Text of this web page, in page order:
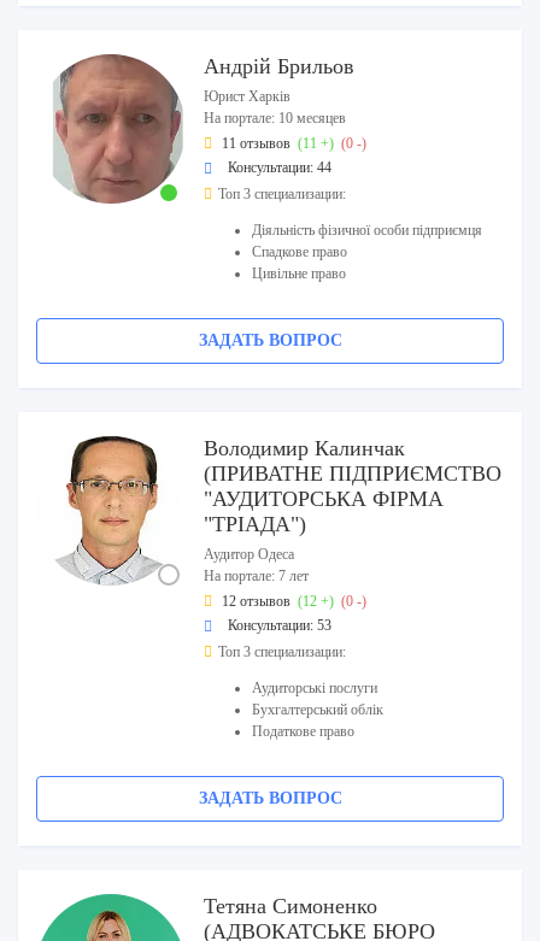
Андрій Брильов
Юрист Харків
На портале: 10 месяцев
11 отзывов (11 +) (0 -)
Консультации: 44
Топ 3 специализации:
Діяльність фізичної особи підприємця
Спадкове право
Цивільне право
ЗАДАТЬ ВОПРОС
Володимир Калинчак
(ПРИВАТНЕ ПІДПРИЄМСТВО
"АУДИТОРСЬКА ФІРМА
"ТРІАДА")
Аудитор Одеса
На портале: 7 лет
12 отзывов (12 +) (0 -)
Консультации: 53
Топ 3 специализации:
Аудиторські послуги
Бухгалтерський облік
Податкове право
ЗАДАТЬ ВОПРОС
Тетяна Симоненко
(АДВОКАТСЬКЕ БЮРО